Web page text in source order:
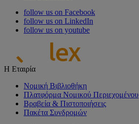
follow us on Facebook
follow us on LinkedIn
follow us on youtube
Η Εταιρία
Νομική Βιβλιοθήκη
Πλατφόρμα Νομικού Περιεχομένου
Βραβεία & Πιστοποιήσεις
Πακέτα Συνδρομών